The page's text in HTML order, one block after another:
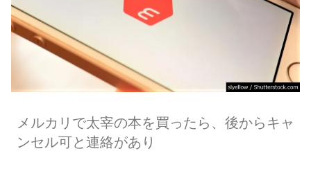
メルカリで太宰の本を買ったら、後からキャ
ンセル可と連絡があり